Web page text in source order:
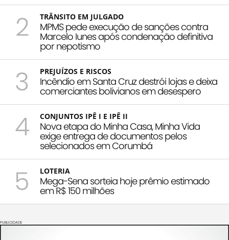
2 TRÂNSITO EM JULGADO
MPMS pede execução de sanções contra
Marcelo Iunes após condenação definitiva
por nepotismo
3 PREJUÍZOS E RISCOS
Incêndio em Santa Cruz destrói lojas e deixa
comerciantes bolivianos em desespero
4 CONJUNTOS IPÊ I E IPÊ II
Nova etapa do Minha Casa, Minha Vida
exige entrega de documentos pelos
selecionados em Corumbá
5 LOTERIA
Mega-Sena sorteia hoje prêmio estimado
em R$ 150 milhões
PUBLICIDADE